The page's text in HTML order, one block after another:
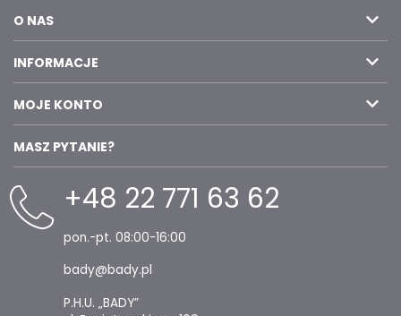
O NAS
INFORMACJE
MOJE KONTO
MASZ PYTANIE?
+48 22 771 63 62
pon.-pt. 08:00-16:00
bady@bady.pl
P.H.U. „BADY”